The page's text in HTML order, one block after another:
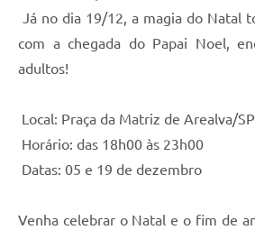
Já no dia 19/12, a magia do Natal
com a chegada do Papai Noel,
adultos!
Local: Praça da Matriz de Arealva/SP
Horário: das 18h00 às 23h00
Datas: 05 e 19 de dezembro
Venha celebrar o Natal e o fim de